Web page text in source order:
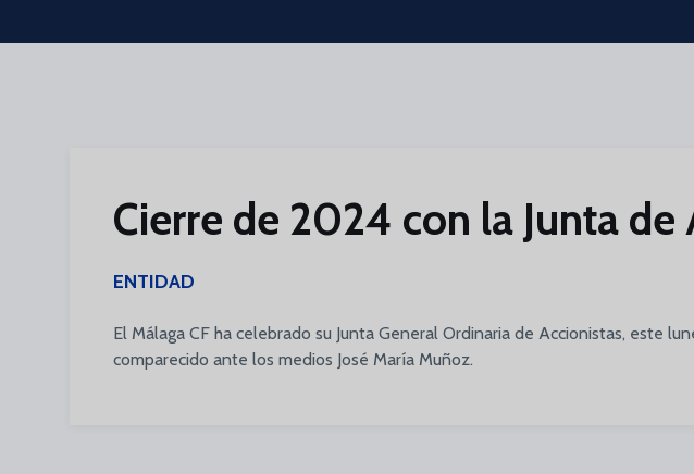
Skip to main content
Cierre de 2024 con la Junta de
ENTIDAD
El Málaga CF ha celebrado su Junta General Ordinaria de Accionistas, este
comparecido ante los medios José María Muñoz.